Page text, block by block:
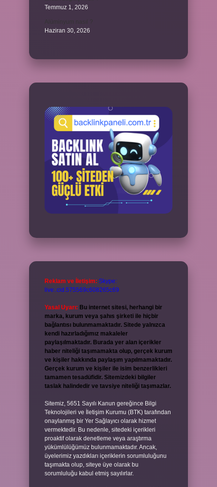
Temmuz 1, 2026
Haziran 30, 2026
Reklam ve İletişim: Skype:
live:.cid.575569c608265c69
Yasal Uyarı: Bu internet sitesi, herhangi bir
marka, kurum veya şahıs şirketi ile hiçbir
bağlantısı bulunmamaktadır. Sitede yalnızca
kendi hazırladığımız makaleler
paylaşılmaktadır. Burada yer alan içerikler
haber niteliği taşımamakta olup, gerçek kurum
ve kişiler hakkında paylaşım yapılmamaktadır.
Gerçek kurum ve kişiler ile isim benzerlikleri
tamamen tesadüfidir. Sitemizdeki bilgiler
taslak halindedir ve tavsiye niteliği taşımazlar.
Sitemiz, 5651 Sayılı Kanun gereğince Bilgi
Teknolojileri ve İletişim Kurumu (BTK) tarafından
onaylanmış bir Yer Sağlayıcı olarak hizmet
vermektedir. Bu nedenle, sitedeki içerikleri
proaktif olarak denetleme veya araştırma
yükümlülüğümüz bulunmamaktadır. Ancak,
üyelerimiz yazdıkları içeriklerin sorumluluğunu
taşımakta olup, siteye üye olarak bu
sorumluluğu kabul etmiş sayılırlar.